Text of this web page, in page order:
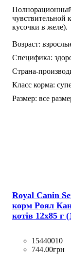
чувствительной
кусочки в желе).
Возраст:
Специфика:
Страна-
Класс корма:
Размер: все
Royal Canin
корм Роял
котів 12х85 г
15440010
744.00грн